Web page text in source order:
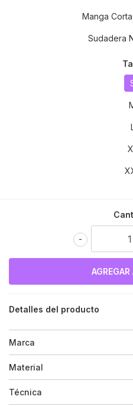
Manga
Sudadera
-
Detalles del producto
Marca
Material
Técnica